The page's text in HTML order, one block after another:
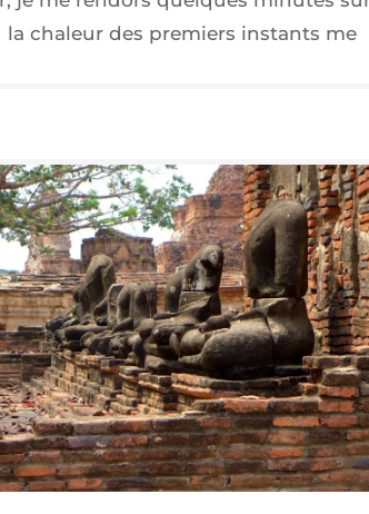
la chaleur des premiers instants me